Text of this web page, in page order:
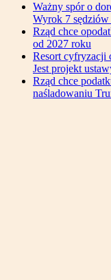
Ważny spór o
Wyrok 7
Rząd chce
od 2027 roku
Resort cyfryzacji
Jest projekt
Rząd chce
naśladowaniu